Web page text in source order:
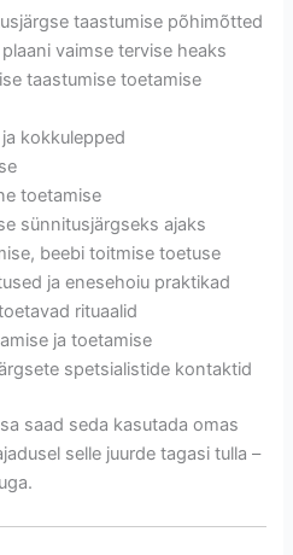
taastumise põhimõtted
vaimse tervise heaks
taastumise toetamise
kokkulepped
toetamise
sünnitusjärgseks ajaks
beebi toitmise toetuse
ja enesehoiu praktikad
rituaalid
ja toetamise
spetsialistide kontaktid
saad seda kasutada omas
selle juurde tagasi tulla –